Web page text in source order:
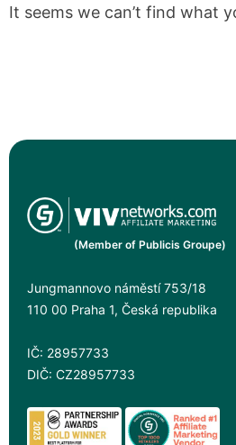
It seems we can’t find what
(Member of Publicis Groupe)
Jungmannovo náměstí 753/18
110 00 Praha 1, Česká republika
IČ: 28957733
DIČ: CZ28957733